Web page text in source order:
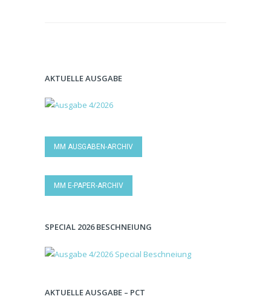
AKTUELLE AUSGABE
MM AUSGABEN-ARCHIV
MM E-PAPER-ARCHIV
SPECIAL 2026 BESCHNEIUNG
AKTUELLE AUSGABE – PCT